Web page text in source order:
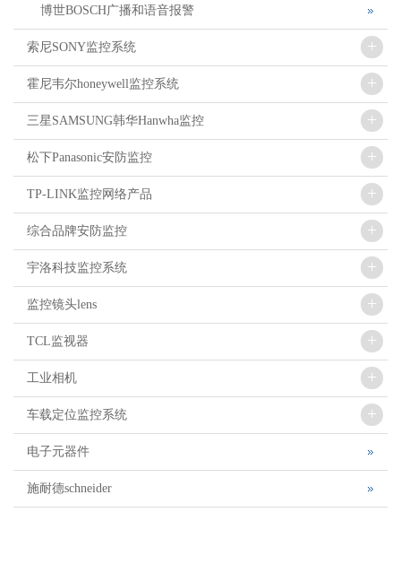
博世BOSCH广播和语音报警
索尼SONY监控系统 +
霍尼韦尔honeywell监控系统 +
三星SAMSUNG韩华Hanwha监控 +
松下Panasonic安防监控 +
TP-LINK监控网络产品 +
综合品牌安防监控 +
宇洛科技监控系统 +
监控镜头lens +
TCL监视器 +
工业相机 +
车载定位监控系统 +
电子元器件
施耐德schneider